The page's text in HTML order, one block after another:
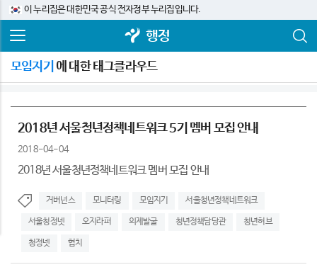
이 누리집은 대한민국 공식 전자정부 누리집입니다.
행정
모임지기 에 대한 태그클라우드
2018년 서울청년정책네트워크 5기 멤버 모집 안내
2018-04-04
2018년 서울청년정책네트워크 멤버 모집 안내
거버넌스 모니터링 모임지기 서울청년정책네트워크
서울청정넷 오지라퍼 의제발굴 청년정책담당관 청년허브
청정넷 협치